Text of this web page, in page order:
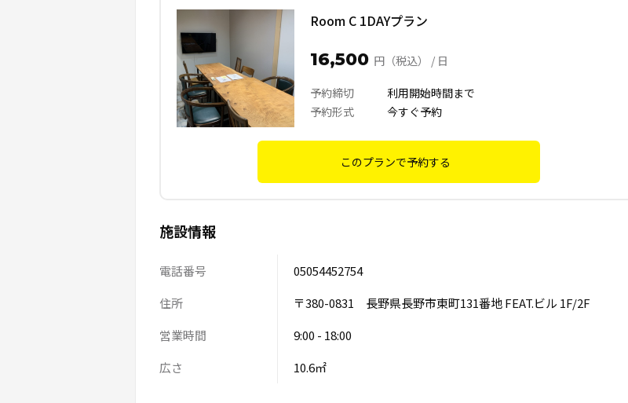
Room C 1DAYプラン
16,500 円（税込） / 日
予約締切 利用開始時間まで
予約形式 今すぐ予約
このプランで予約する
施設情報
電話番号
05054452754
住所
〒380-0831 長野県長野市東町131番地 FEAT.ビル 1F/2F
営業時間
9:00 - 18:00
広さ
10.6㎡